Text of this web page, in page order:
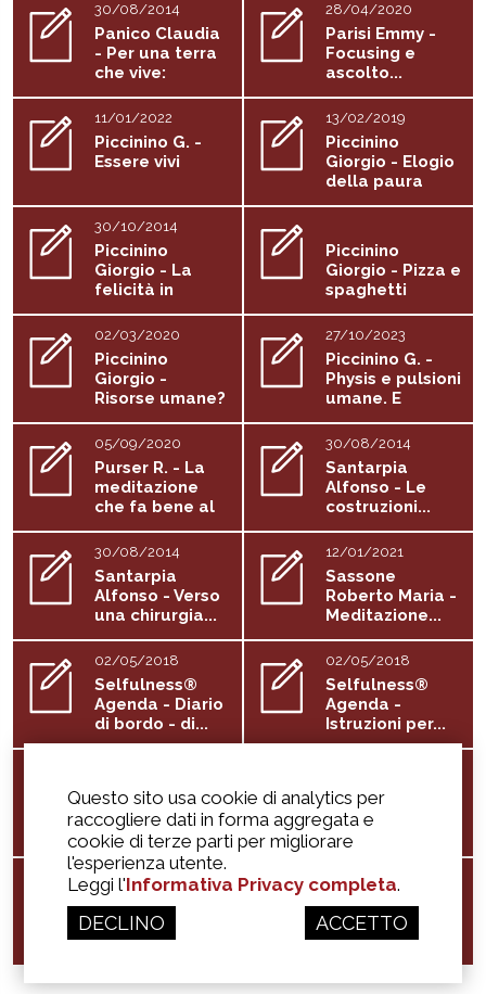
Questo sito usa cookie di analytics per
raccogliere dati in forma aggregata e
cookie di terze parti per migliorare
l'esperienza utente.
Leggi l'Informativa Privacy completa.
DECLINO ACCETTO
30/08/2014
Panico Claudia
- Per una terra
che vive:
psicologia...
28/04/2020
Parisi Emmy -
Focusing e
ascolto...
11/01/2022
Piccinino G. -
Essere vivi
13/02/2019
Piccinino
Giorgio - Elogio
della paura
30/10/2014
Piccinino
Giorgio - La
felicità in
Natura, umana
Piccinino
Giorgio - Pizza e
spaghetti
02/03/2020
Piccinino
Giorgio -
Risorse umane?
27/10/2023
Piccinino G. -
Physis e pulsioni
umane. E
basta...
05/09/2020
Purser R. - La
meditazione
che fa bene al
capitale
30/08/2014
Santarpia
Alfonso - Le
costruzioni...
30/08/2014
Santarpia
Alfonso - Verso
una chirurgia...
12/01/2021
Sassone
Roberto Maria -
Meditazione...
02/05/2018
Selfulness®
Agenda - Diario
di bordo - di...
02/05/2018
Selfulness®
Agenda -
Istruzioni per...
Siccardi Marco
e Giorgi Giorgio
- Osservazione
di...
Signorini S. -
Contatto,
risonanza...
29/11/2014
Stefanini
Patrizia - Tra
oriente e
31/10/2018
Watts A. - L'arte
della
contemplazione